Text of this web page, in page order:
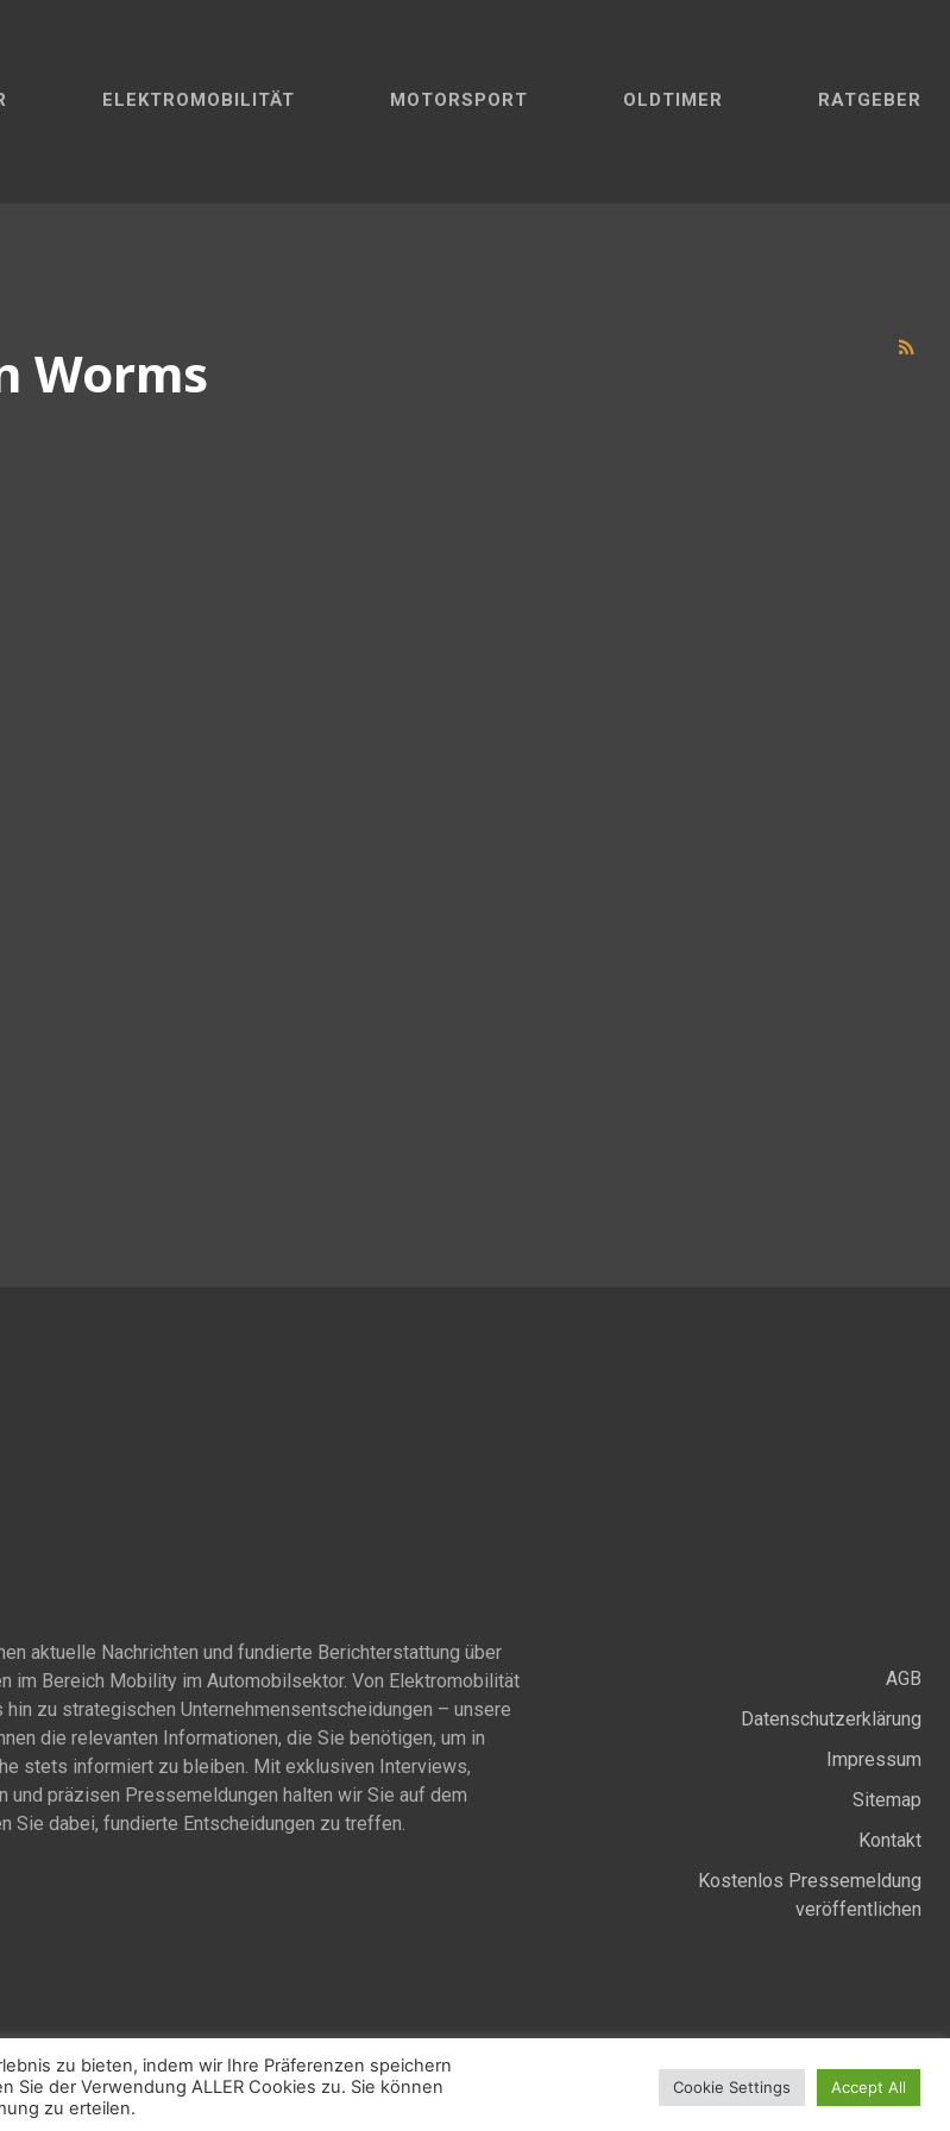
ELEKTROMOBILITÄT MOTORSPORT OLDTIMER RATGEBER
Worms
aktuelle Nachrichten und fundierte Berichterstattung über
im Bereich Mobility im Automobilsektor. Von Elektromobilität
hin zu strategischen Unternehmensentscheidungen – unsere
die relevanten Informationen, die Sie benötigen, um in
stets informiert zu bleiben. Mit exklusiven Interviews,
und präzisen Pressemeldungen halten wir Sie auf dem
Sie dabei, fundierte Entscheidungen zu treffen.
AGB
Datenschutzerklärung
Impressum
Sitemap
Kontakt
Kostenlos Pressemeldung
veröffentlichen
zu bieten, indem wir Ihre Präferenzen speichern
Sie der Verwendung ALLER Cookies zu. Sie können
zu erteilen.
Cookie Settings Accept All